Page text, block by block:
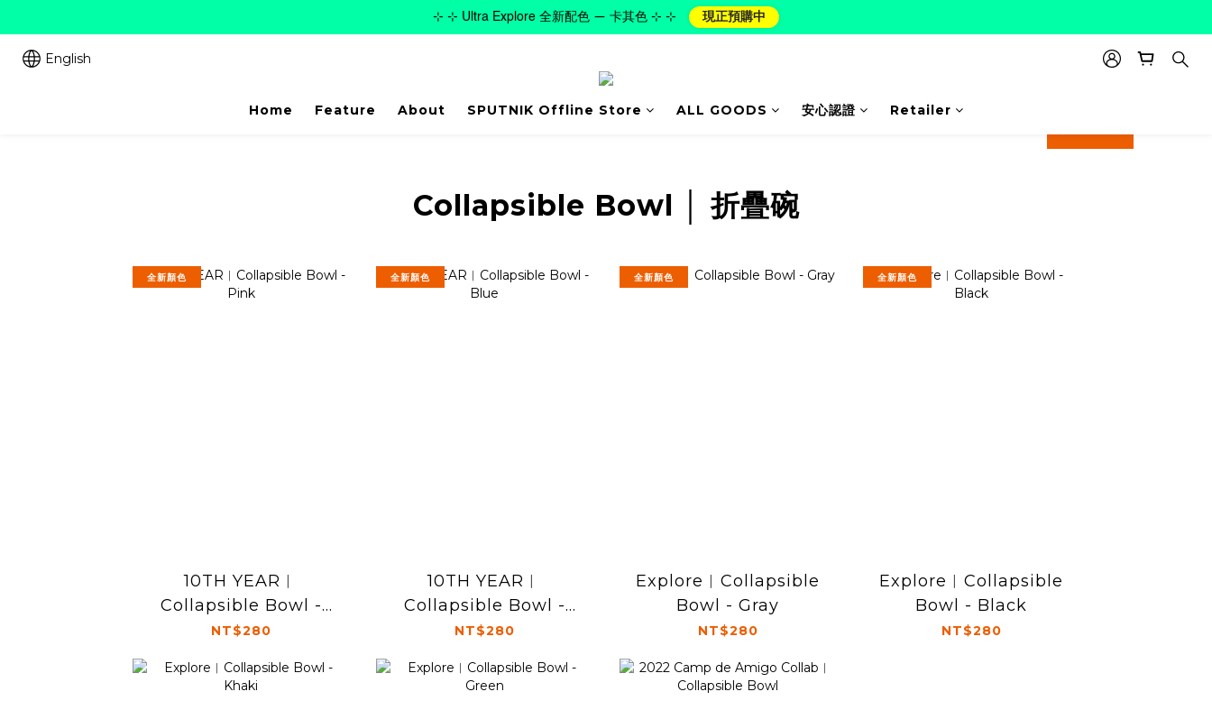
English
Home Feature About SPUTNIK Offline Store ALL GOODS 安心認證 Retailer
prev next
Collapsible Bowl │ 折疊碗
全新顏色
10TH YEAR︱
Collapsible Bowl -
Pink
NT$280
全新顏色
10TH YEAR︱
Collapsible Bowl -
Blue
NT$280
全新顏色
Explore︱Collapsible
Bowl - Gray
NT$280
全新顏色
Explore︱Collapsible
Bowl - Black
NT$280
⊹ ⊹ Ultra Explore 全新配色 — 卡其色 ⊹ ⊹ 現正預購中